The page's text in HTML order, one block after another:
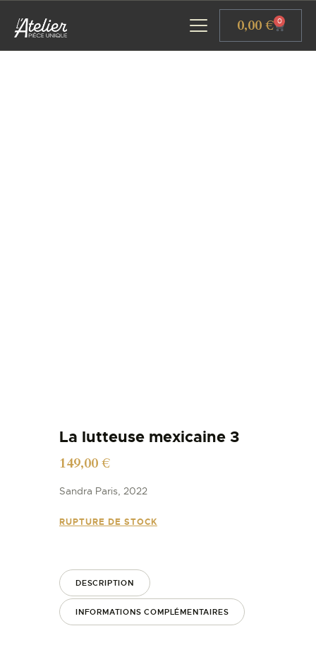
0,00€ 0
La lutteuse mexicaine 3
149,00€
Sandra Paris, 2022
RUPTURE DE STOCK
DESCRIPTION
INFORMATIONS COMPLÉMENTAIRES